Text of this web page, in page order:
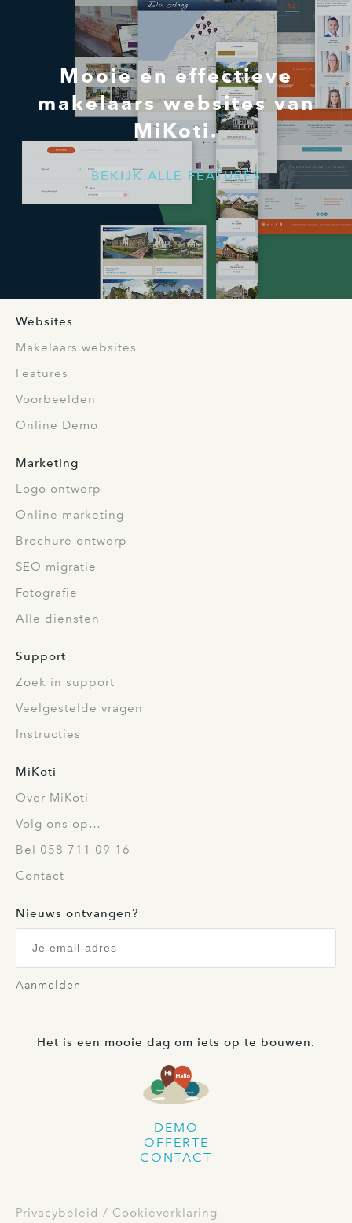
Mooie en effectieve
makelaars websites van
MiKoti.
BEKIJK ALLE FEATURES
Websites
Makelaars websites
Features
Voorbeelden
Online Demo
Marketing
Logo ontwerp
Online marketing
Brochure ontwerp
SEO migratie
Fotografie
Alle diensten
Support
Zoek in support
Veelgestelde vragen
Instructies
MiKoti
Over MiKoti
Volg ons op…
Bel 058 711 09 16
Contact
Nieuws ontvangen?
Aanmelden
Het is een mooie dag om iets op te bouwen.
DEMO
OFFERTE
CONTACT
Privacybeleid Cookieverklaring